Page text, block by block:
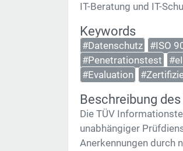
IT-Beratung und IT-
Keywords
#Datenschutz #ISO
#Penetrationstest
#Evaluation
Beschreibung
Die TÜV
unabhängiger
Anerkennungen durch